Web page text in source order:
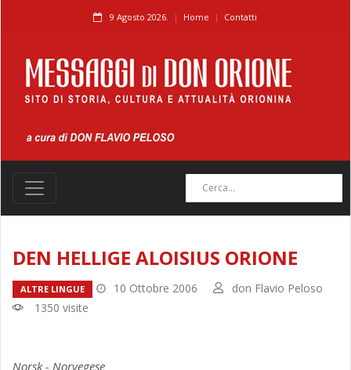
9 Agosto 2026. Home Contatti
DEN HELLIGE ALOISIUS ORIONE
ALTRE LINGUE 10 Ottobre 2006
don Flavio Peloso
1350 visite
Norsk - Norvegese